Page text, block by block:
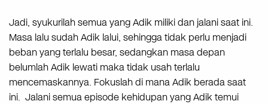
Jadi, syukurilah semua yang Adik miliki dan jalani saat ini.
Masa lalu sudah Adik lalui, sehingga tidak perlu menjadi
beban yang terlalu besar, sedangkan masa depan
belumlah Adik lewati maka tidak usah terlalu
mencemaskannya. Fokuslah di mana Adik berada saat
ini. Jalani semua episode kehidupan yang Adik temui